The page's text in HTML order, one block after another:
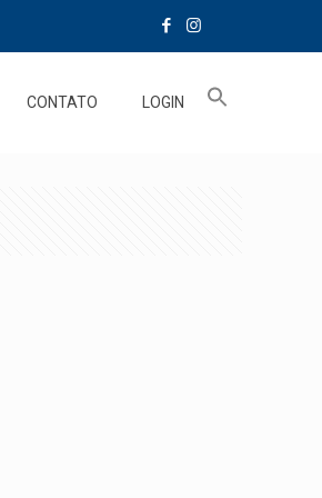
CONTATO LOGIN